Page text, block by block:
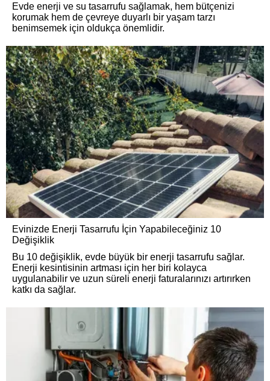
Evde enerji ve su tasarrufu sağlamak, hem bütçenizi
korumak hem de çevreye duyarlı bir yaşam tarzı
benimsemek için oldukça önemlidir.
Evinizde Enerji Tasarrufu İçin Yapabileceğiniz 10
Değişiklik
Bu 10 değişiklik, evde büyük bir enerji tasarrufu sağlar.
Enerji kesintisinin artması için her biri kolayca
uygulanabilir ve uzun süreli enerji faturalarınızı artırırken
katkı da sağlar.